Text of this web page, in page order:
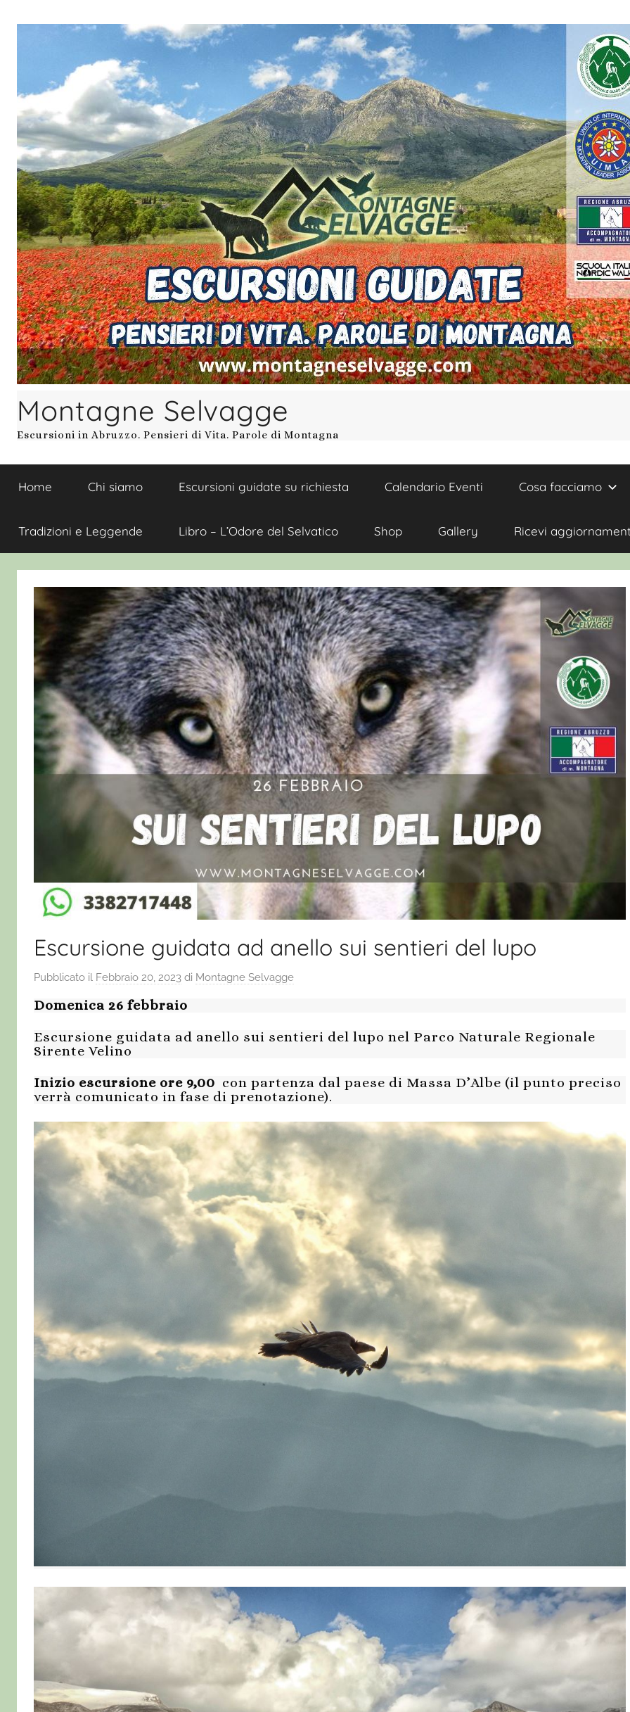
Montagne Selvagge
Escursioni in Abruzzo. Pensieri di Vita. Parole di Montagna
Home Chi siamo Escursioni guidate su richiesta Calendario Eventi Cosa facciamo
Tradizioni e Leggende Libro – L’Odore del Selvatico Shop Gallery Ricevi
Escursione guidata ad anello sui sentieri del lupo
Pubblicato il Febbraio 20, 2023 di Montagne Selvagge
Domenica 26 febbraio
Escursione guidata ad anello sui sentieri del lupo nel Parco Naturale Regionale
Sirente Velino
Inizio escursione ore 9,00 con partenza dal paese di Massa D’Albe (il punto preciso
verrà comunicato in fase di prenotazione).